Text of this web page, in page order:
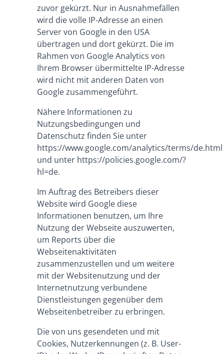
zuvor gekürzt. Nur in Ausnahmefällen
wird die volle IP-Adresse an einen
Server von Google in den USA
übertragen und dort gekürzt. Die im
Rahmen von Google Analytics von
Ihrem Browser übermittelte IP-Adresse
wird nicht mit anderen Daten von
Google zusammengeführt.
Nähere Informationen zu
Nutzungsbedingungen und
Datenschutz finden Sie unter
https://www.google.com/analytics/terms/de.html
und unter https://policies.google.com/?
hl=de.
Im Auftrag des Betreibers dieser
Website wird Google diese
Informationen benutzen, um Ihre
Nutzung der Webseite auszuwerten,
um Reports über die
Webseitenaktivitäten
zusammenzustellen und um weitere
mit der Websitenutzung und der
Internetnutzung verbundene
Dienstleistungen gegenüber dem
Webseitenbetreiber zu erbringen.
Die von uns gesendeten und mit
Cookies, Nutzerkennungen (z. B. User-